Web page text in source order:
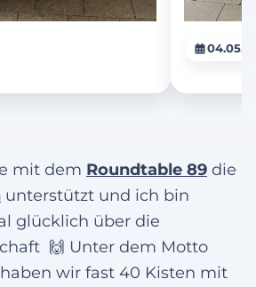
mit dem Roundtable 89 die
unterstützt und ich bin
glücklich über die
🙌 Unter dem Motto
wir fast 40 Kisten mit